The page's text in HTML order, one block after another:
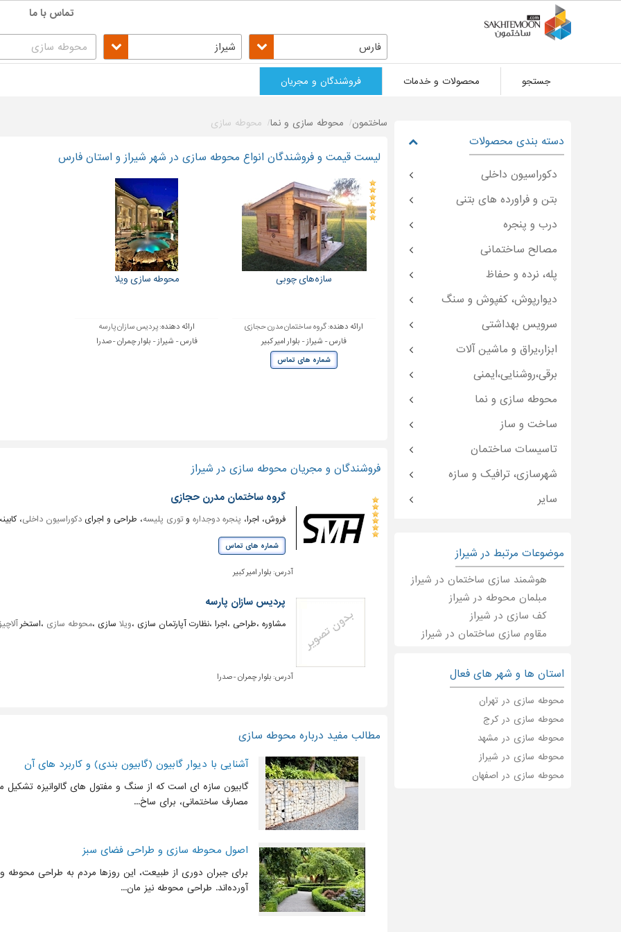
تماس با ما
فارس شیراز
جستجو محصولات و خدمات فروشندگان و مجریان
ساختمون محوطه سازی و نما محوطه سازی
لیست قیمت و فروشندگان انواع محوطه سازی در شهر شیراز و استان فارس
سازه‌های چوبی
ارائه دهنده:گروه ساختمان مدرن حجازی
فارس - شیراز - بلوار امیر کبیر
شماره های تماس
محوطه سازی ویلا
ارائه دهنده:پردیس سازان پارسه
فارس - شیراز - بلوار چمران -صدرا
فروشندگان و مجریان محوطه سازی در شیراز
گروه ساختمان مدرن حجازی
فروش، اجرا، پنجره دوجداره وتوری پلیسه، طراحی و اجرای دکوراسیون داخلی،
شماره های تماس
آدرس: بلوار امیر کبیر
پردیس سازان پارسه
مشاوره ،طراحی ،اجرا ،نظارت آپارتمان سازی ،ویلا سازی ،محوطه سازی ،استخر
آدرس: بلوار چمران -صدرا
مطالب مفید درباره محوطه سازی
آشنایی با دیوار گابیون (گابیون بندی) و کاربرد های آن
گابیون سازه ای است که از سنگ و مفتول های گالوانیزه تشکیل
مصارف ساختمانی، برای ساخ...
اصول محوطه سازی و طراحی فضای سبز
برای جبران دوری از طبیعت، این روزها مردم به طراحی
آورده‌اند. طراحی محوطه نیز مان...
دسته بندی محصولات
دکوراسیون داخلی
بتن و فراورده های بتنی
درب و پنجره
مصالح ساختمانی
پله، نرده و حفاظ
دیوارپوش، کفپوش و سنگ
سرویس بهداشتی
ابزار،یراق و ماشین آلات
برقی،روشنایی،ایمنی
محوطه سازی و نما
ساخت و ساز
تاسیسات ساختمان
شهرسازی، ترافیک و سازه
سایر
موضوعات مرتبط در شیراز
هوشمند سازی ساختمان در شیراز
مبلمان محوطه در شیراز
کف سازی در شیراز
مقاوم سازی ساختمان در شیراز
استان ها و شهر های فعال
محوطه سازی در تهران
محوطه سازی در کرج
محوطه سازی در مشهد
محوطه سازی در شیراز
محوطه سازی در اصفهان